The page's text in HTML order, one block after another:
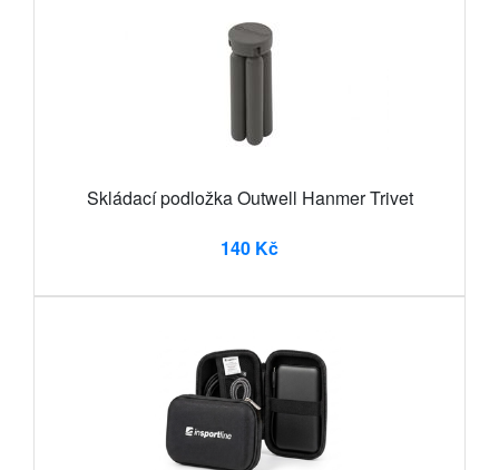
Skládací podložka Outwell Hanmer Trivet
140 Kč